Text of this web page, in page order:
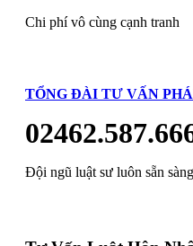
Chi phí vô cùng cạnh tranh
TỔNG ĐÀI TƯ VẤN
Đội ngũ luật sư luôn sẵn